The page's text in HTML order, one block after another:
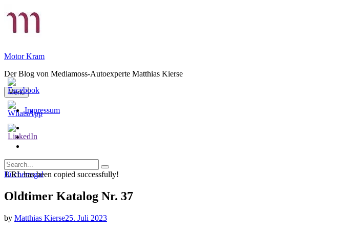
to
Motor Kram
Der Blog von Mediamoss-Autoexperte Matthias Kierse
Menu
Impressum
Einstellungen
Historie
Einstellungen
Search
for:
Search
Categories
Bücherregal
Oldtimer Katalog Nr. 37
by Matthias Kierse25. Juli 2023
URL has been copied successfully!